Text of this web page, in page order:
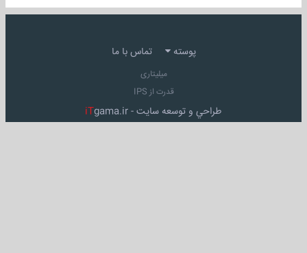
پوسته تماس با ما
میلیتاری
قدرت از IPS
طراحي و توسعه سايت - iTgama.ir